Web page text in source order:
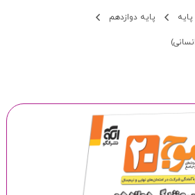
پایه پایه دوازدهم